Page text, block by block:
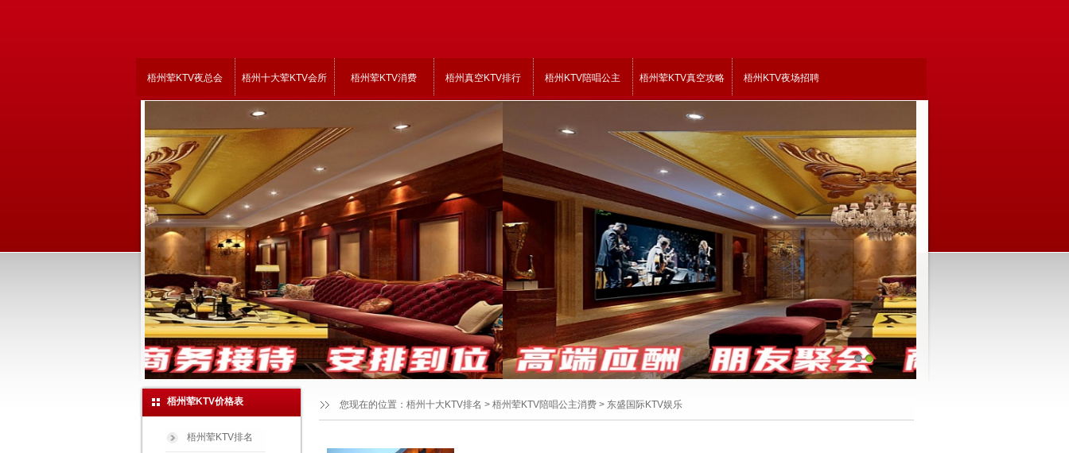
1 2
梧州荤KTV夜总会 梧州十大荤KTV会所 梧州荤KTV消费 梧州真空KTV排行 梧州KTV陪唱公主 梧州荤KTV真空攻略 梧州KTV夜场招聘
梧州荤KTV价格表
梧州荤KTV排名
您现在的位置： 梧州十大KTV排名 > 梧州荤KTV陪唱公主消费 > 东盛国际KTV娱乐